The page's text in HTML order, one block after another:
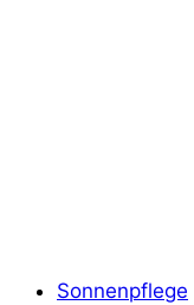
Sonnenpflege